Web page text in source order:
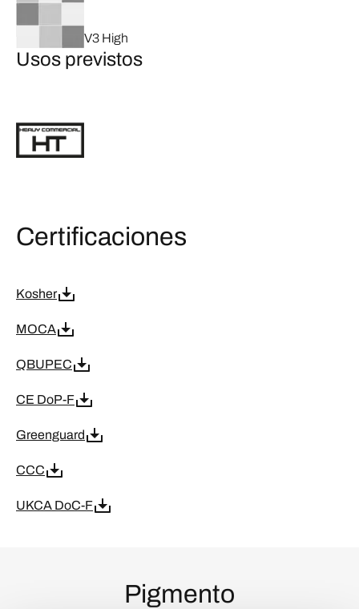
V3 High
Usos previstos
Certificaciones
Kosher
MOCA
QBUPEC
CE DoP-F
Greenguard
CCC
UKCA DoC-F
Pigmento